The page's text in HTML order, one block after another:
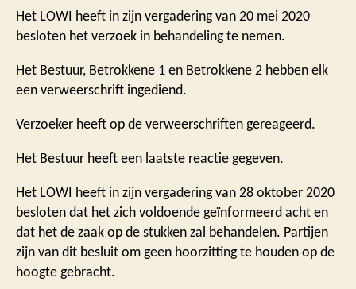
Het LOWI heeft in zijn vergadering van 20 mei 2020
besloten het verzoek in behandeling te nemen.
Het Bestuur, Betrokkene 1 en Betrokkene 2 hebben elk
een verweerschrift ingediend.
Verzoeker heeft op de verweerschriften gereageerd.
Het Bestuur heeft een laatste reactie gegeven.
Het LOWI heeft in zijn vergadering van 28 oktober 2020
besloten dat het zich voldoende geïnformeerd acht en
dat het de zaak op de stukken zal behandelen. Partijen
zijn van dit besluit om geen hoorzitting te houden op de
hoogte gebracht.